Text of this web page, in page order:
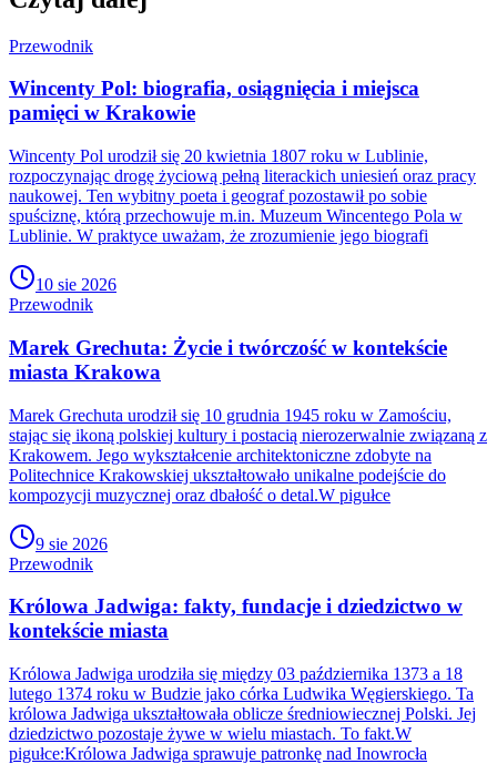
Przewodnik
Wincenty Pol: biografia, osiągnięcia i miejsca
pamięci w Krakowie
Wincenty Pol urodził się 20 kwietnia 1807 roku w Lublinie,
rozpoczynając drogę życiową pełną literackich uniesień oraz pracy
naukowej. Ten wybitny poeta i geograf pozostawił po sobie
spuściznę, którą przechowuje m.in. Muzeum Wincentego Pola w
Lublinie. W praktyce uważam, że zrozumienie jego biografi
10 sie 2026
Przewodnik
Marek Grechuta: Życie i twórczość w kontekście
miasta Krakowa
Marek Grechuta urodził się 10 grudnia 1945 roku w Zamościu,
stając się ikoną polskiej kultury i postacią nierozerwalnie związaną z
Krakowem. Jego wykształcenie architektoniczne zdobyte na
Politechnice Krakowskiej ukształtowało unikalne podejście do
kompozycji muzycznej oraz dbałość o detal.W pigułce
9 sie 2026
Przewodnik
Królowa Jadwiga: fakty, fundacje i dziedzictwo w
kontekście miasta
Królowa Jadwiga urodziła się między 03 października 1373 a 18
lutego 1374 roku w Budzie jako córka Ludwika Węgierskiego. Ta
królowa Jadwiga ukształtowała oblicze średniowiecznej Polski. Jej
dziedzictwo pozostaje żywe w wielu miastach. To fakt.W
pigułce:Królowa Jadwiga sprawuje patronkę nad Inowrocła